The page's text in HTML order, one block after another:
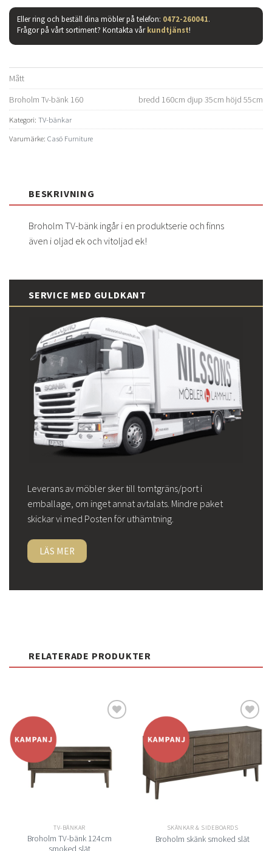
Eller ring och beställ dina möbler på telefon: 0472-260041.
Frågor på vårt sortiment? Kontakta vårkundtjänst!
Mått
Broholm Tv-bänk 160
bredd 160cm djup 35cm höjd 55cm
Kategori: TV-bänkar
Varumärke: Casö Furniture
BESKRIVNING
Broholm TV-bänk ingår i en produktserie och finns
även i oljad ek och vitoljad ek!
SERVICE MED GULDKANT
Leverans av möbler sker till tomtgräns/port i
emballage, om inget annat avtalats. Mindre paket
skickar vi med Posten för uthämtning.
LÄS MER
RELATERADE PRODUKTER
till i
önskelistan
TV-BÄNKAR
Broholm TV-bänk 124cm
smoked slät
önskelistan
SKÄNKAR & SIDEBOARDS
Broholm skänk smoked slät